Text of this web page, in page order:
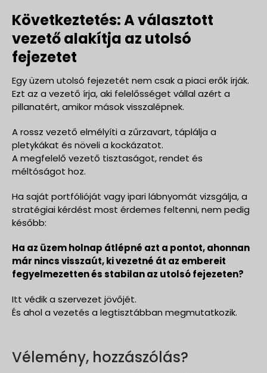
Következtetés: A választott
vezető alakítja az utolsó
fejezetet
Egy üzem utolsó fejezetét nem csak a piaci erők írják.
Ezt az a vezető írja, aki felelősséget vállal azért a
pillanatért, amikor mások visszalépnek.
A rossz vezető elmélyíti a zűrzavart, táplálja a
pletykákat és növeli a kockázatot.
A megfelelő vezető tisztaságot, rendet és
méltóságot hoz.
Ha saját portfólióját vagy ipari lábnyomát vizsgálja, a
stratégiai kérdést most érdemes feltenni, nem pedig
később:
Ha az üzem holnap átlépné azt a pontot, ahonnan
már nincs visszaút, ki vezetné át az embereit
fegyelmezetten és stabilan az utolsó fejezeten?
Itt védik a szervezet jövőjét.
És ahol a vezetés a legtisztábban megmutatkozik.
Vélemény, hozzászólás?